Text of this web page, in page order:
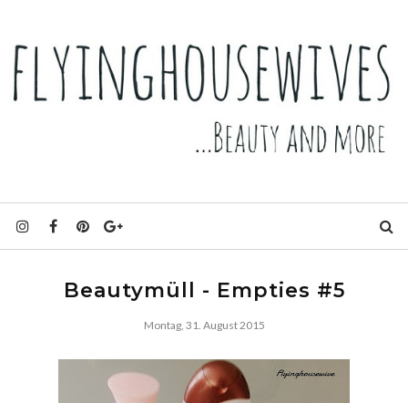
Beautymüll - Empties #5
Montag, 31. August 2015